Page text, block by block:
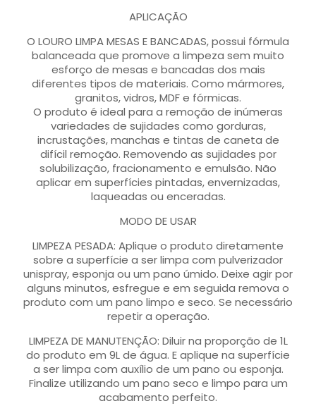
APLICAÇÃO
O LOURO LIMPA MESAS E BANCADAS, possui fórmula
balanceada que promove a limpeza sem muito
esforço de mesas e bancadas dos mais
diferentes tipos de materiais. Como mármores,
granitos, vidros, MDF e fórmicas.
O produto é ideal para a remoção de inúmeras
variedades de sujidades como gorduras,
incrustações, manchas e tintas de caneta de
difícil remoção. Removendo as sujidades por
solubilização, fracionamento e emulsão. Não
aplicar em superfícies pintadas, envernizadas,
laqueadas ou enceradas.
MODO DE USAR
LIMPEZA PESADA: Aplique o produto diretamente
sobre a superfície a ser limpa com pulverizador
unispray, esponja ou um pano úmido. Deixe agir por
alguns minutos, esfregue e em seguida remova o
produto com um pano limpo e seco. Se necessário
repetir a operação.
LIMPEZA DE MANUTENÇÃO: Diluir na proporção de 1L
do produto em 9L de água. E aplique na superfície
a ser limpa com auxílio de um pano ou esponja.
Finalize utilizando um pano seco e limpo para um
acabamento perfeito.